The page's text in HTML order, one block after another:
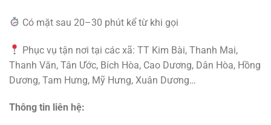
Có mặt sau 20–30 phút kể từ khi gọi
Phục vụ tận nơi tại các xã: TT Kim Bài, Thanh Mai,
Thanh Văn, Tân Ước, Bích Hòa, Cao Dương, Dân Hòa, Hồng
Dương, Tam Hưng, Mỹ Hưng, Xuân Dương…
Thông tin liên hệ: